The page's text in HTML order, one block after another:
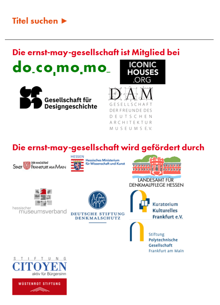
Titel suchen ►
Die ernst-may-gesellschaft ist Mitglied bei
Die ernst-may-gesellschaft wird gefördert durch